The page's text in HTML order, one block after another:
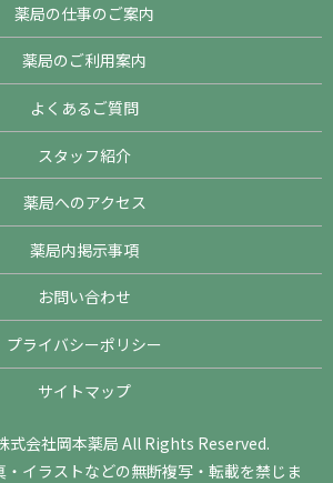
薬局の仕事のご案内
薬局のご利用案内
よくあるご質問
スタッフ紹介
薬局へのアクセス
薬局内掲示事項
お問い合わせ
プライバシーポリシー
サイトマップ
会社岡本薬局 All Rights Reserved.
・イラストなどの無断複写・転載を禁じま